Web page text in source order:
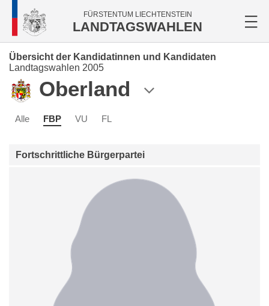
FÜRSTENTUM LIECHTENSTEIN
LANDTAGSWAHLEN
Übersicht der Kandidatinnen und Kandidaten
Landtagswahlen 2005
Oberland
Alle FBP VU FL
Fortschrittliche Bürgerpartei